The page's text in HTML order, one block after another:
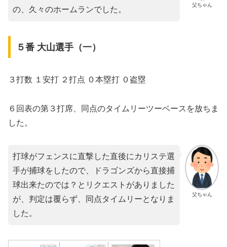
父ちゃん
の、久々のホームランでした。
５番 大山選手（一）
３打数 １安打 ２打点 ０本塁打 ０盗塁
６回表の第３打席、同点のタイムリーツーベースを放ちま
した。
父ちゃん
打球がフェンスに直撃した直後にカリステ選
手が捕球をしたので、ドラゴンズから直接捕
球出来たのでは？とリクエストがありました
が、判定は覆らず、同点タイムリーとなりま
した。